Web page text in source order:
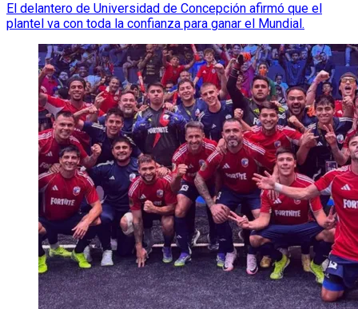
El delantero de Universidad de Concepción afirmó que el
plantel va con toda la confianza para ganar el Mundial.